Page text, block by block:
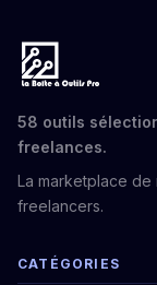
58 outils
freelances.
La marketplace
freelancers.
CATÉGORIES